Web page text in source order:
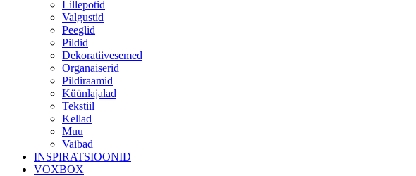
Lillepotid
Valgustid
Peeglid
Pildid
Dekoratiivesemed
Organaiserid
Pildiraamid
Küünlajalad
Tekstiil
Kellad
Muu
Vaibad
INSPIRATSIOONID
VOXBOX